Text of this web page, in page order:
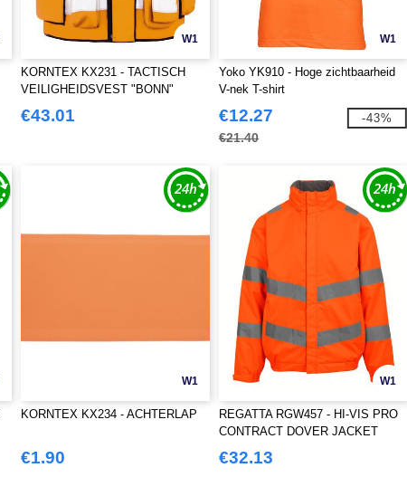
W1
KORNTEX KX231 - TACTISCH
VEILIGHEIDSVEST "BONN"
€43.01
W1
Yoko YK910 - Hoge zichtbaarheid
V-nek T-shirt
€12.27
€21.40
-43%
W1
KORNTEX KX234 - ACHTERLAP
€1.90
W1
REGATTA RGW457 - HI-VIS PRO
CONTRACT DOVER JACKET
€32.13